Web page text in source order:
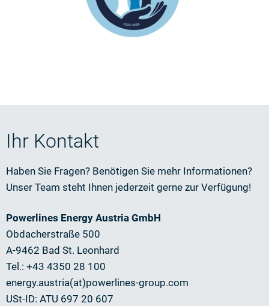
Ihr Kontakt
Haben Sie Fragen? Benötigen Sie mehr Informationen?
Unser Team steht Ihnen jederzeit gerne zur Verfügung!
Powerlines Energy Austria GmbH
Obdacherstraße 500
A-9462 Bad St. Leonhard
Tel.: +43 4350 28 100
energy.austria(at)powerlines-group.com
USt-ID: ATU 697 20 607